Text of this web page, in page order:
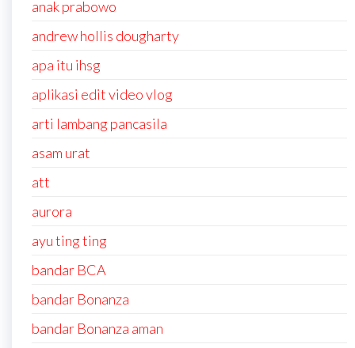
anak prabowo
andrew hollis dougharty
apa itu ihsg
aplikasi edit video vlog
arti lambang pancasila
asam urat
att
aurora
ayu ting ting
bandar BCA
bandar Bonanza
bandar Bonanza aman